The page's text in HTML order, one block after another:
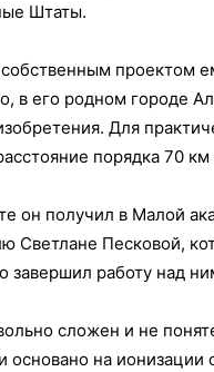
Штаты.
проектом
в его родном городе
Для
порядка 70
он получил в Малой
Светлане Песковой,
завершил работу над
сложен и не
основано на ионизации